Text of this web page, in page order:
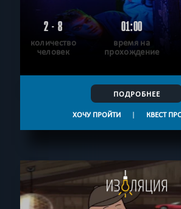
2 - 8
количество
человек
01:00
время на
прохождение
ПОДРОБНЕЕ
ХОЧУ ПРОЙТИ | КВЕСТ